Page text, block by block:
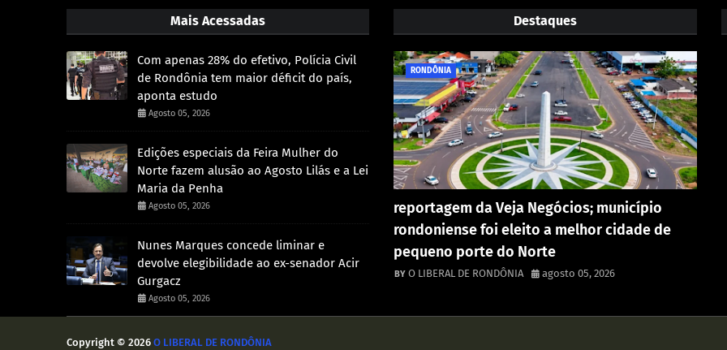
Mais Acessadas
Com apenas 28% do efetivo, Polícia Civil
de Rondônia tem maior déficit do país,
aponta estudo
Agosto 05, 2026
Edições especiais da Feira Mulher do
Norte fazem alusão ao Agosto Lilás e a Lei
Maria da Penha
Agosto 05, 2026
Nunes Marques concede liminar e
devolve elegibilidade ao ex-senador Acir
Gurgacz
Agosto 05, 2026
Destaques
RONDÔNIA
reportagem da Veja Negócios; município
rondoniense foi eleito a melhor cidade de
pequeno porte do Norte
O LIBERAL DE RONDÔNIA agosto 05, 2026
Copyright © 2026 O LIBERAL DE RONDÔNIA